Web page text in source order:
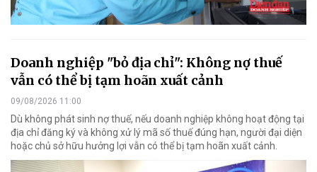
Doanh nghiệp "bỏ địa chỉ": Không nợ thuế
vẫn có thể bị tạm hoãn xuất cảnh
09/08/2026 11:00
Dù không phát sinh nợ thuế, nếu doanh nghiệp không hoạt động tại
địa chỉ đăng ký và không xử lý mã số thuế đúng hạn, người đại diện
hoặc chủ sở hữu hưởng lợi vẫn có thể bị tạm hoãn xuất cảnh.